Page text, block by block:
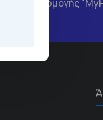
της εφαρμογής